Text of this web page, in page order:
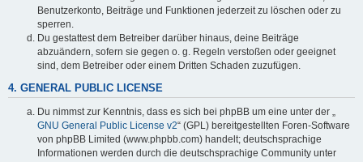
Benutzerkonto, Beiträge und Funktionen jederzeit zu löschen oder zu
sperren.
Du gestattest dem Betreiber darüber hinaus, deine Beiträge
abzuändern, sofern sie gegen o. g. Regeln verstoßen oder geeignet
sind, dem Betreiber oder einem Dritten Schaden zuzufügen.
4. GENERAL PUBLIC LICENSE
Du nimmst zur Kenntnis, dass es sich bei phpBB um eine unter der „
GNU General Public License v2“ (GPL) bereitgestellten Foren-Software
von phpBB Limited (www.phpbb.com) handelt; deutschsprachige
Informationen werden durch die deutschsprachige Community unter